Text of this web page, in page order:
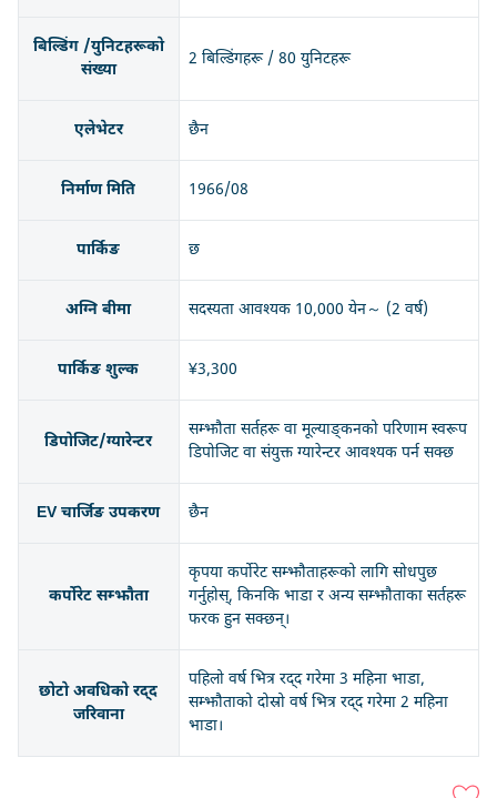
बिल्डिंग /युनिटहरूको
संख्या
2 बिल्डिंगहरू / 80 युनिटहरू
एलेभेटर छैन
निर्माण मिति 1966/08
पार्किङ छ
अग्नि बीमा सदस्यता आवश्यक 10,000 येन～ (2 वर्ष)
पार्किङ शुल्क ¥3,300
डिपोजिट/ग्यारेन्टर
सम्झौता सर्तहरू वा मूल्याङ्कनको परिणाम स्वरूप
डिपोजिट वा संयुक्त ग्यारेन्टर आवश्यक पर्न सक्छ
EV चार्जिङ उपकरण छैन
कर्पोरेट सम्झौता
कृपया कर्पोरेट सम्झौताहरूको लागि सोधपुछ
गर्नुहोस्, किनकि भाडा र अन्य सम्झौताका सर्तहरू
फरक हुन सक्छन्।
छोटो अवधिको रद्द
जरिवाना
पहिलो वर्ष भित्र रद्द गरेमा 3 महिना भाडा,
सम्झौताको दोस्रो वर्ष भित्र रद्द गरेमा 2 महिना
भाडा।